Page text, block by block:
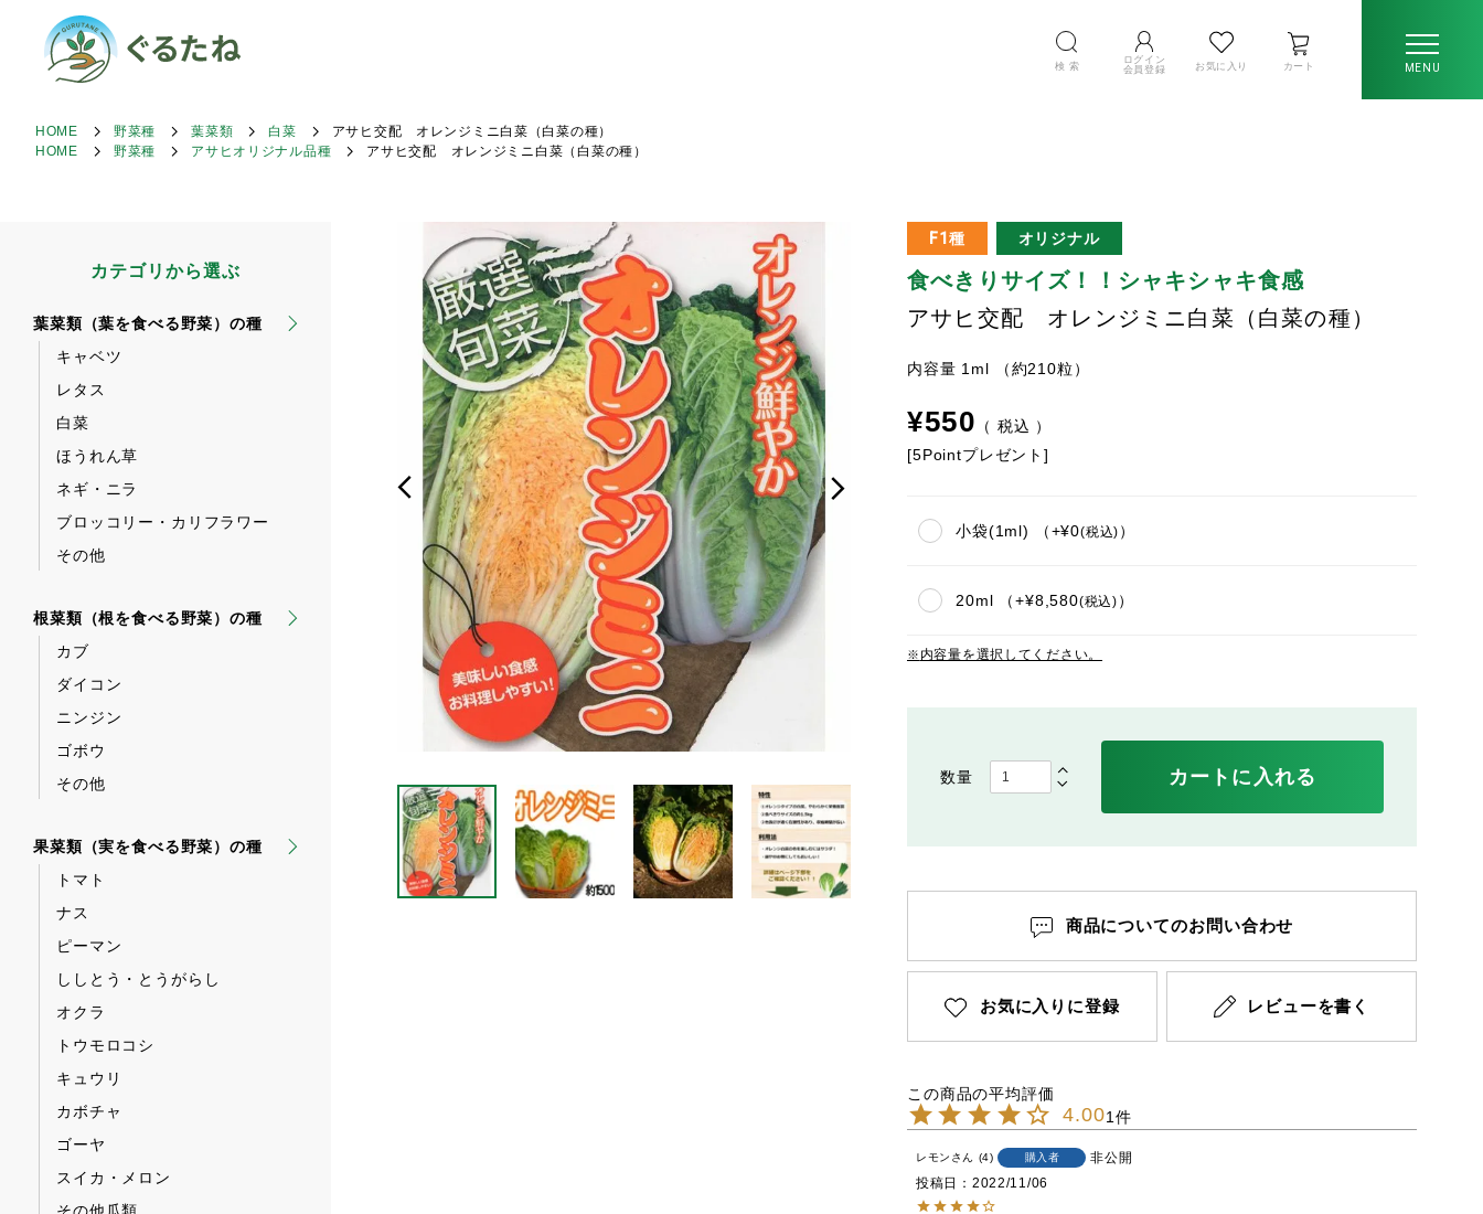
検 索
ログイン
会員登録
お気に入り カート MENU
HOME 野菜種 葉菜類 白菜
アサヒ交配 オレンジミニ白菜（白菜の種）
HOME
野菜種 アサヒオリジナル品種 アサヒ交配 オレンジミニ白菜（白菜の種）
カテゴリから選ぶ
葉菜類（葉を食べる野菜）の種
キャベツ
レタス
白菜
ほうれん草
ネギ・ニラ
ブロッコリー・カリフラワー
その他
根菜類（根を食べる野菜）の種
カブ
ダイコン
ニンジン
ゴボウ
その他
果菜類（実を食べる野菜）の種
トマト
ナス
ピーマン
ししとう・とうがらし
オクラ
トウモロコシ
キュウリ
カボチャ
ゴーヤ
スイカ・メロン
F1種 オリジナル
食べきりサイズ！！シャキシャキ食感
アサヒ交配 オレンジミニ白菜（白菜の種）
内容量 1ml （約210粒）
¥550
税込
[5Pointプレゼント]
内容量を選択してください。
小袋(1ml) +¥0 税込
20ml +¥8,580 税込
カートに入れる
商品についてのお問い合わせ
お気に入りに登録 レビューを書く
4.001
レモン 4 購入者
非公開
投稿日
2022/11/06